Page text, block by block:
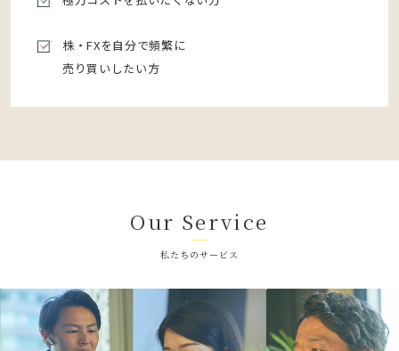
株・FXを自分で頻繁に
売り買いしたい方
Our Service
私たちのサービス